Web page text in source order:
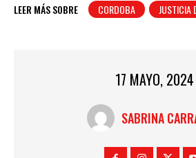
LEER MÁS SOBRE CORDOBA JUSTICIA
17 MAYO, 2024
SABRINA